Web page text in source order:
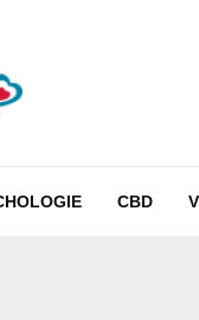
CBD